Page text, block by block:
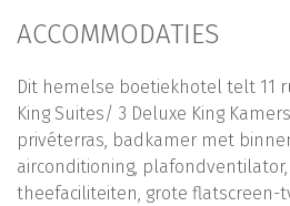
ACCOMMODATIES
Dit hemelse boetiekhotel telt 11
King Suites/ 3 Deluxe King
privéterras, badkamer met
airconditioning,
theefaciliteiten, grote flatscreen-